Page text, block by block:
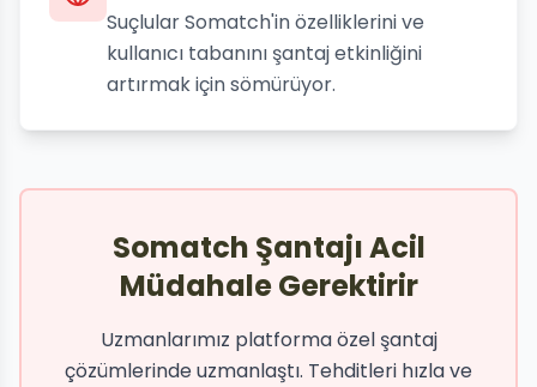
Suçlular Somatch'in özelliklerini ve
kullanıcı tabanını şantaj etkinliğini
artırmak için sömürüyor.
Somatch Şantajı Acil
Müdahale Gerektirir
Uzmanlarımız platforma özel şantaj
çözümlerinde uzmanlaştı. Tehditleri hızla ve